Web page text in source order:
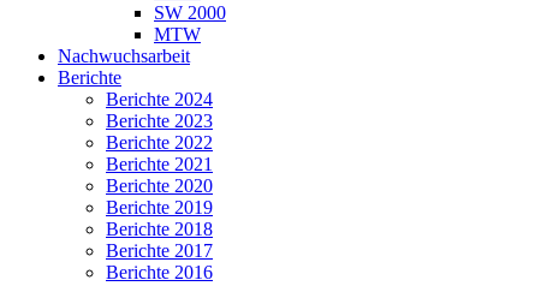
SW 2000
MTW
Nachwuchsarbeit
Berichte
Berichte 2024
Berichte 2023
Berichte 2022
Berichte 2021
Berichte 2020
Berichte 2019
Berichte 2018
Berichte 2017
Berichte 2016